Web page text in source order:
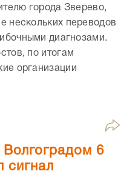
города Зверево,
нескольких переводов
диагнозами.
по итогам
организации
6
сигнал